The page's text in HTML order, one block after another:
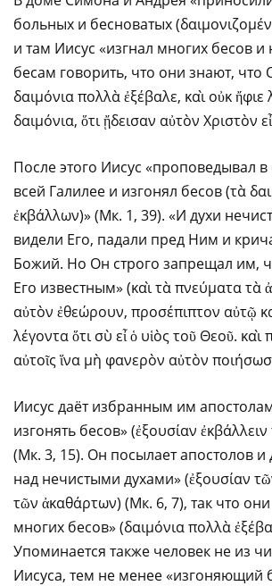
больных и бесноватых
и там Иисус «изгнал многих бесов и
бесам говорить, что они знают, что
δαιμόνια πολλὰ ἐξέβαλε, καὶ οὐκ ἤφιε
δαιμόνια, ὅτι ᾔδεισαν αὐτὸν Χριστὸν
После этого Иисус «проповедывал в
всей Галилее и изгонял бесов (τὰ
ἐκβάλλων)» (Мк. 1, 39). «И духи
видели Его, падали пред Ним и
Божий. Но Он строго запрещал им,
Его известным» (καὶ τὰ πνεύματα τὰ
αὐτὸν ἐθεώρουν, προσέπιπτον αὐτῷ
λέγοντα ὅτι σὺ εἶ ὁ υἱὸς τοῦ Θεοῦ. καὶ
αὐτοῖς ἵνα μὴ φανερὸν αὐτὸν
Иисус даёт избранным им
изгонять бесов» (ἐξουσίαν ἐκβάλλειν
(Мк. 3, 15). Он посылает апостолов и
над нечистыми духами» (ἐξουσίαν
τῶν ἀκαθάρτων) (Мк. 6, 7), так что
многих бесов» (δαιμόνια πολλὰ
Упоминается также человек не из
Иисуса, тем не менее «изгоняющий